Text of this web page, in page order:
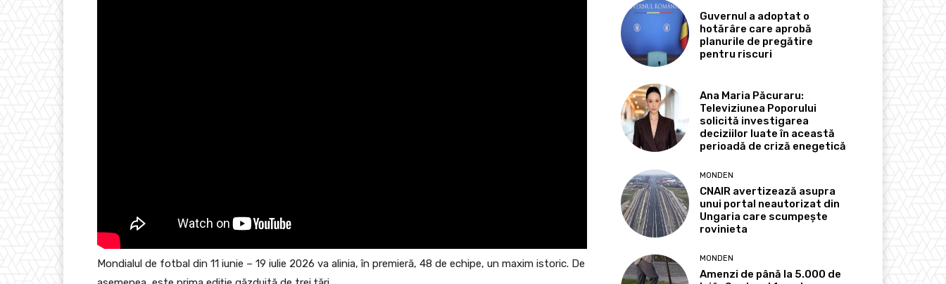
Mondialul de fotbal din 11 iunie – 19 iulie 2026 va alinia, în premieră, 48 de echipe, un maxim istoric. De
Guvernul a adoptat o
hotărâre care aprobă
planurile de pregătire
pentru riscuri
Ana Maria Păcuraru:
Televiziunea Poporului
solicită investigarea
deciziilor luate în această
perioadă de criză enegetică
MONDEN
CNAIR avertizează asupra
unui portal neautorizat din
Ungaria care scumpește
rovinieta
MONDEN
Amenzi de până la 5.000 de